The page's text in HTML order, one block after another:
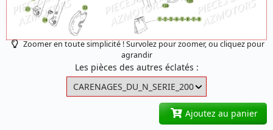
Zoomer en toute simplicité ! Survolez pour zoomer, ou cliquez pour
agrandir
Les pièces des autres éclatés :
Ajoutez au panier